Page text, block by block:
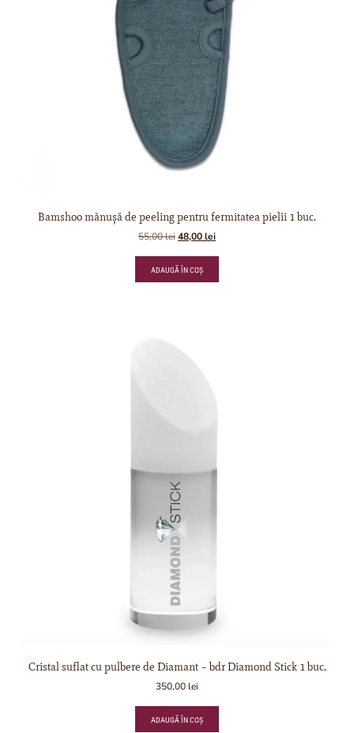
Bamshoo mănușă de peeling pentru fermitatea pielii 1 buc.
55,00lei48,00lei
ADAUGĂ ÎN COȘ
Cristal suflat cu pulbere de Diamant – bdr Diamond Stick 1 buc.
350,00lei
ADAUGĂ ÎN COȘ